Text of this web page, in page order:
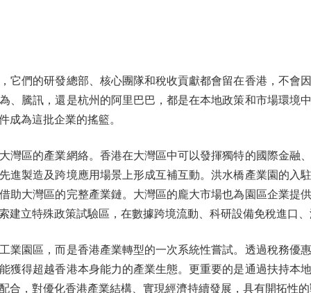
的研發總部、核心團隊和稅收貢獻都會留在香港，不會
、騰訊，還是杭州的阿里巴巴，都是在本地政策和市場環境
成為這批企業的搖籃。
的產業網絡。香港在大灣區中可以發揮獨特的國際金融
進製造及跨境應用場景上形成互補互動。洪水橋產業園的入
助大灣區的完整產業鏈。大灣區的龐大市場也為園區企業提
建立特殊政策試驗區，在數據跨境流動、科研設備免稅進口
區，而是香港產業轉型的一次系統性嘗試。透過稅務優
獲得超越香港本身能力的產業生態。更重要的是通過扶持本
合，對優化香港產業結構、實現經濟持續發展，具有開拓性